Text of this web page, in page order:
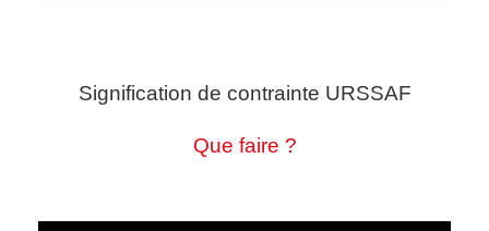
Signification de contrainte URSSAF
Que faire ?